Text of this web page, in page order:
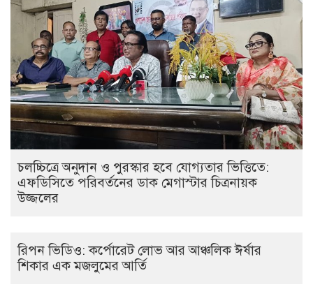
চলচ্চিত্রে অনুদান ও পুরস্কার হবে যোগ্যতার ভিত্তিতে:
এফডিসিতে পরিবর্তনের ডাক মেগাস্টার চিত্রনায়ক
উজ্জলের
রিপন ভিডিও: কর্পোরেট লোভ আর আঞ্চলিক ঈর্ষার
শিকার এক মজলুমের আর্তি